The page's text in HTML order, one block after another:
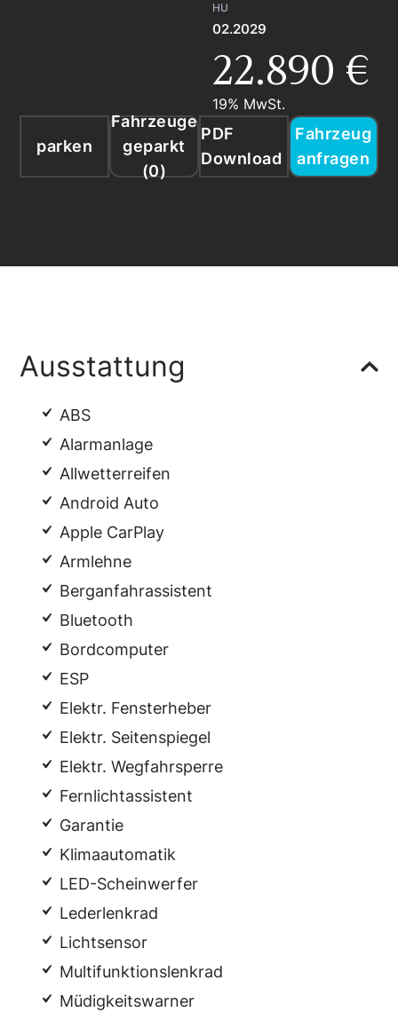
HU
02.2029
22.890 €
19% MwSt.
parken
Fahrzeuge
geparkt
(0)
PDF
Download
Fahrzeug
anfragen
Ausstattung
ABS
Alarmanlage
Allwetterreifen
Android Auto
Apple CarPlay
Armlehne
Berganfahrassistent
Bluetooth
Bordcomputer
ESP
Elektr. Fensterheber
Elektr. Seitenspiegel
Elektr. Wegfahrsperre
Fernlichtassistent
Garantie
Klimaautomatik
LED-Scheinwerfer
Lederlenkrad
Lichtsensor
Multifunktionslenkrad
Müdigkeitswarner